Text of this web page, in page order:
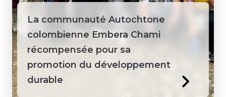
Tanzanie
Territoires du Nord-Ouest
La communauté Autochtone
colombienne Embera Chami
récompensée pour sa
promotion du développement
durable